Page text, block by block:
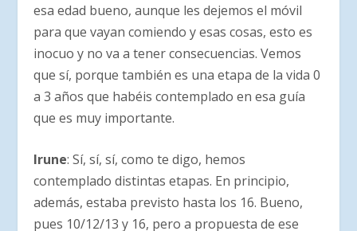
esa edad bueno, aunque les dejemos el móvil
para que vayan comiendo y esas cosas, esto es
inocuo y no va a tener consecuencias. Vemos
que sí, porque también es una etapa de la vida 0
a 3 años que habéis contemplado en esa guía
que es muy importante.
Irune: Sí, sí, sí, como te digo, hemos
contemplado distintas etapas. En principio,
además, estaba previsto hasta los 16. Bueno,
pues 10/12/13 y 16, pero a propuesta de ese